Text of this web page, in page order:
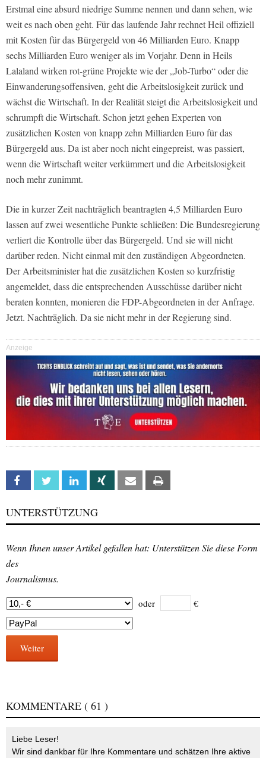
Erstmal eine absurd niedrige Summe nennen und dann sehen, wie
weit es nach oben geht. Für das laufende Jahr rechnet Heil offiziell
mit Kosten für das Bürgergeld von 46 Milliarden Euro. Knapp
sechs Milliarden Euro weniger als im Vorjahr. Denn in Heils
Lalaland wirken rot-grüne Projekte wie der „Job-Turbo“ oder die
Einwanderungsoffensiven, geht die Arbeitslosigkeit zurück und
wächst die Wirtschaft. In der Realität steigt die Arbeitslosigkeit und
schrumpft die Wirtschaft. Schon jetzt gehen Experten von
zusätzlichen Kosten von knapp zehn Milliarden Euro für das
Bürgergeld aus. Da ist aber noch nicht eingepreist, was passiert,
wenn die Wirtschaft weiter verkümmert und die Arbeitslosigkeit
noch mehr zunimmt.
Die in kurzer Zeit nachträglich beantragten 4,5 Milliarden Euro
lassen auf zwei wesentliche Punkte schließen: Die Bundesregierung
verliert die Kontrolle über das Bürgergeld. Und sie will nicht
darüber reden. Nicht einmal mit den zuständigen Abgeordneten.
Der Arbeitsminister hat die zusätzlichen Kosten so kurzfristig
angemeldet, dass die entsprechenden Ausschüsse darüber nicht
beraten konnten, monieren die FDP-Abgeordneten in der Anfrage.
Jetzt. Nachträglich. Da sie nicht mehr in der Regierung sind.
Anzeige
Facebook Twitter Linkedin Xing Email
UNTERSTÜTZUNG
Wenn Ihnen unser Artikel gefallen hat: Unterstützen Sie diese Form
des
Journalismus.
oder €
Weiter
KOMMENTARE ( 61 )
Liebe Leser!
Wir sind dankbar für Ihre Kommentare und schätzen Ihre aktive